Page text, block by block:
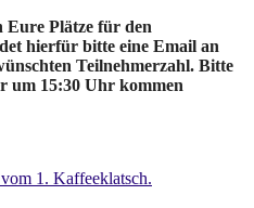
Plätze für den
hierfür bitte eine Email an
Teilnehmerzahl. Bitte
um 15:30 Uhr kommen
1. Kaffeeklatsch.